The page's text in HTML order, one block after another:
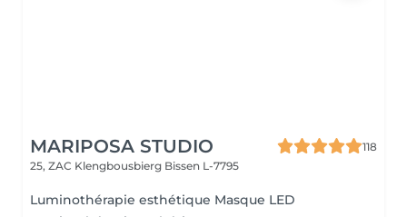
MARIPOSA STUDIO
118
25, ZAC Klengbousbierg Bissen L-7795
Luminothérapie esthétique Masque LED